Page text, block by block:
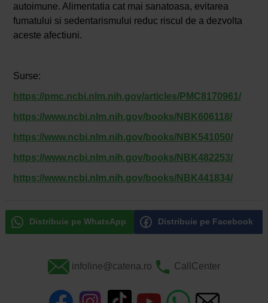
autoimune. Alimentatia cat mai sanatoasa, evitarea
fumatului si sedentarismului reduc riscul de a dezvolta
aceste afectiuni.
Surse:
https://pmc.ncbi.nlm.nih.gov/articles/PMC8170961/
https://www.ncbi.nlm.nih.gov/books/NBK606118/
https://www.ncbi.nlm.nih.gov/books/NBK541050/
https://www.ncbi.nlm.nih.gov/books/NBK482253/
https://www.ncbi.nlm.nih.gov/books/NBK441834/
Distribuie pe WhatsApp Distribuie pe Facebook
infoline@catena.ro CallCenter